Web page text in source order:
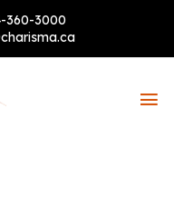
360-3000